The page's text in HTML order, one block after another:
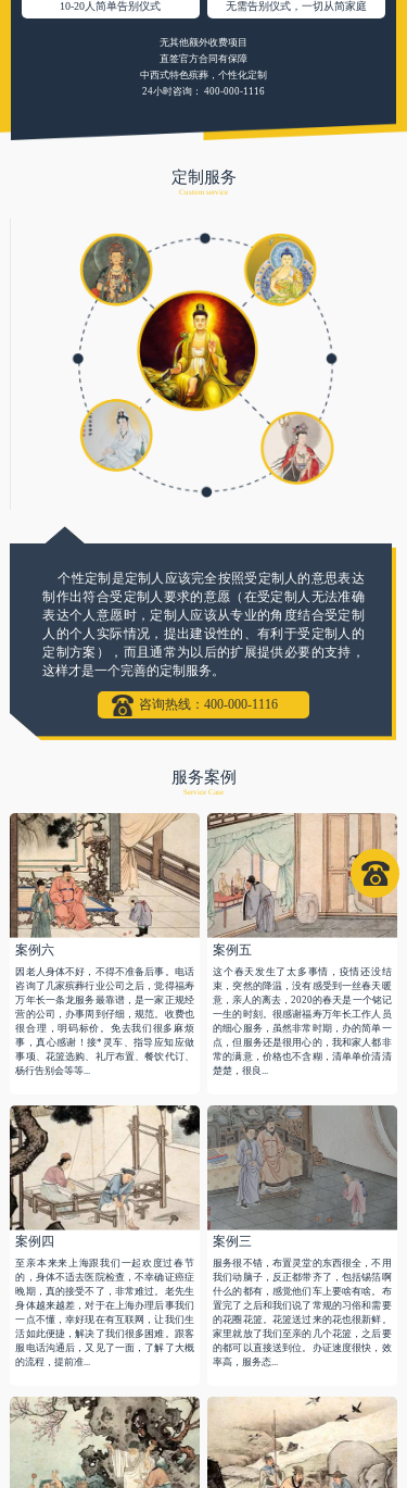
10-20人简单告别仪式 无需告别仪式，一切从简家庭
无其他额外收费项目
直签官方合同有保障
中西式特色殡葬，个性化定制
24小时咨询： 400-000-1116
定制服务
Custom service
个性定制是定制人应该完全按照受定制人的意思表达
制作出符合受定制人要求的意愿（在受定制人无法准确
表达个人意愿时，定制人应该从专业的角度结合受定制
人的个人实际情况，提出建设性的、有利于受定制人的
定制方案），而且通常为以后的扩展提供必要的支持，
这样才是一个完善的定制服务。
咨询热线：400-000-1116
服务案例
Service Case
案例六
因老人身体不好，不得不准备后事。电话
咨询了几家殡葬行业公司之后，觉得福寿
万年长一条龙服务最靠谱，是一家正规经
营的公司，办事周到仔细，规范。收费也
很合理，明码标价。免去我们很多麻烦
事，真心感谢！接*灵车、指导应知应做
事项、花篮选购、礼厅布置、餐饮代订、
杨行告别会等等...
案例五
这个春天发生了太多事情，疫情还没结
束，突然的降温，没有感受到一丝春天暖
意，亲人的离去，2020的春天是一个铭记
一生的时刻。很感谢福寿万年长工作人员
的细心服务，虽然非常时期，办的简单一
点，但服务还是很用心的，我和家人都非
常的满意，价格也不含糊，清单单价清清
楚楚，很良...
案例四
至亲本来来上海跟我们一起欢度过春节
的，身体不适去医院检查，不幸确证癌症
晚期，真的接受不了，非常难过。老先生
身体越来越差，对于在上海办理后事我们
一点不懂，幸好现在有互联网，让我们生
活如此便捷，解决了我们很多困难。跟客
服电话沟通后，又见了一面，了解了大概
的流程，提前准...
案例三
服务很不错，布置灵堂的东西很全，不用
我们动脑子，反正都带齐了，包括锡箔啊
什么的都有，感觉他们车上要啥有啥。布
置完了之后和我们说了常规的习俗和需要
的花圈花篮。花篮送过来的花也很新鲜。
家里就放了我们至亲的几个花篮，之后要
的都可以直接送到位。办证速度很快，效
率高，服务态...